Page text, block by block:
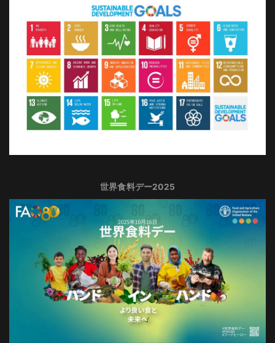
世界食料デー2025